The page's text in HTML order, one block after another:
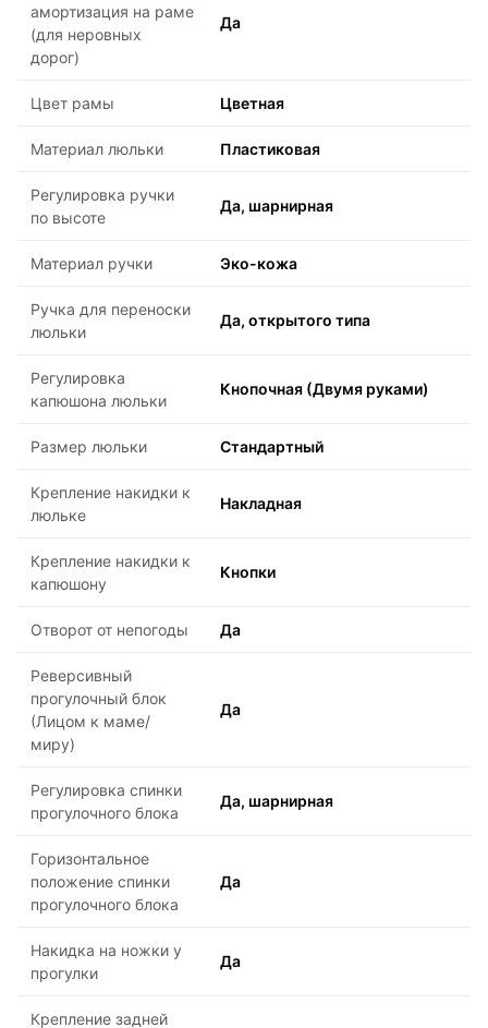
амортизация на раме
(для неровных
дорог)
Да
Цвет рамы Цветная
Материал люльки Пластиковая
Регулировка ручки
по высоте
Да, шарнирная
Материал ручки Эко-кожа
Ручка для переноски
люльки
Да, открытого типа
Регулировка
капюшона люльки
Кнопочная (Двумя руками)
Размер люльки Стандартный
Крепление накидки к
люльке
Накладная
Крепление накидки к
капюшону
Кнопки
Отворот от непогоды Да
Реверсивный
прогулочный блок
(Лицом к маме/
миру)
Да
Регулировка спинки
прогулочного блока
Да, шарнирная
Горизонтальное
положение спинки
прогулочного блока
Да
Накидка на ножки у
прогулки
Да
Крепление задней